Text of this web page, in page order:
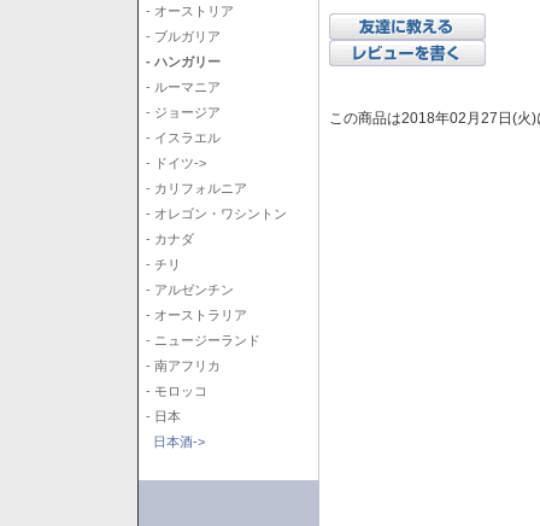
- オーストリア
- ブルガリア
- ハンガリー
- ルーマニア
- ジョージア
- イスラエル
- ドイツ->
- カリフォルニア
- オレゴン・ワシントン
- カナダ
- チリ
- アルゼンチン
- オーストラリア
- ニュージーランド
- 南アフリカ
- モロッコ
- 日本
日本酒->
この商品は2018年02月27日(火